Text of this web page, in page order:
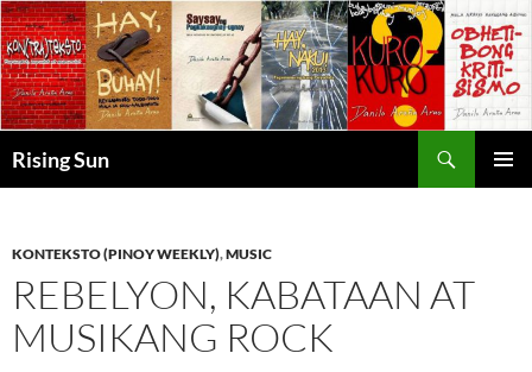
Skip
to
content
Rising Sun
KONTEKSTO (PINOY WEEKLY),MUSIC
REBELYON, KABATAAN AT
MUSIKANG ROCK